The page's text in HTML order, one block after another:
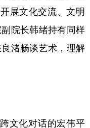
展文化交流、文明
院长韩绪持有同样
渚畅谈艺术，理解
文化对话的宏伟平